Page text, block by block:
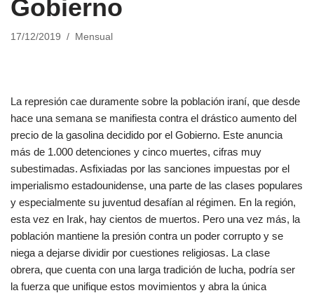
Gobierno
17/12/2019 Mensual
La represión cae duramente sobre la población iraní, que desde
hace una semana se manifiesta contra el drástico aumento del
precio de la gasolina decidido por el Gobierno. Este anuncia
más de 1.000 detenciones y cinco muertes, cifras muy
subestimadas. Asfixiadas por las sanciones impuestas por el
imperialismo estadounidense, una parte de las clases populares
y especialmente su juventud desafían al régimen. En la región,
esta vez en Irak, hay cientos de muertos. Pero una vez más, la
población mantiene la presión contra un poder corrupto y se
niega a dejarse dividir por cuestiones religiosas. La clase
obrera, que cuenta con una larga tradición de lucha, podría ser
la fuerza que unifique estos movimientos y abra la única